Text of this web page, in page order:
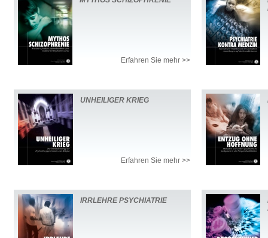
Erfahren Sie mehr >>
UNHEILIGER KRIEG
Erfahren Sie mehr >>
IRRLEHRE PSYCHIATRIE